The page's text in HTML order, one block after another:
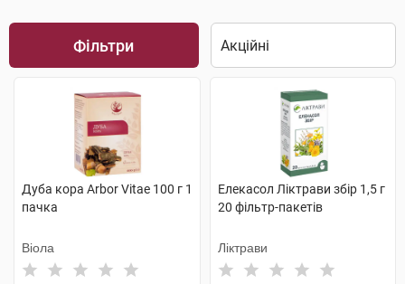
Фільтри
Дуба кора Arbor Vitae 100 г 1
пачка
Віола
Елекасол Ліктрави збір 1,5 г
20 фільтр-пакетів
Ліктрави